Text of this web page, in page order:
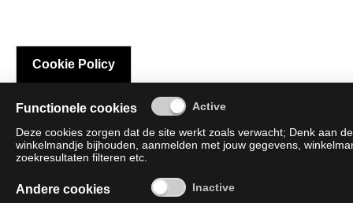
Cookie Policy
Functionele cookies
Deze cookies zorgen dat de site werkt zoals verwacht; Denk aan
winkelmandje bijhouden, aanmelden met jouw gegevens,
zoekresultaten filteren etc.
Andere cookies